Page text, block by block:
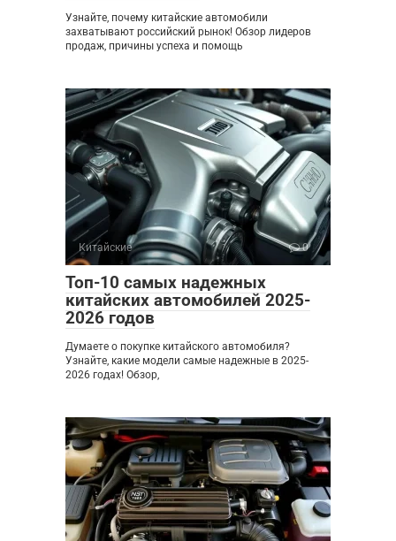
Узнайте, почему китайские автомобили
захватывают российский рынок! Обзор лидеров
продаж, причины успеха и помощь
Китайские 0
Топ-10 самых надежных
китайских автомобилей 2025-
2026 годов
Думаете о покупке китайского автомобиля?
Узнайте, какие модели самые надежные в 2025-
2026 годах! Обзор,